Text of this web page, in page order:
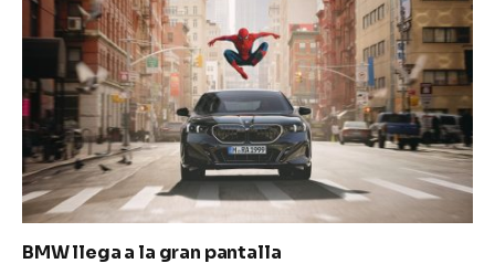
BMW llega a la gran pantalla